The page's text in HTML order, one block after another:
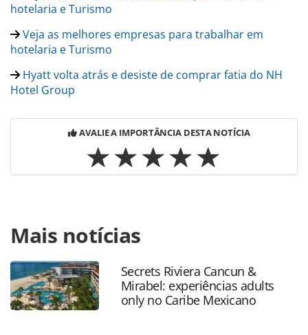
hotelaria e Turismo
Veja as melhores empresas para trabalhar em
hotelaria e Turismo
Hyatt volta atrás e desiste de comprar fatia do NH
Hotel Group
AVALIE A IMPORTÂNCIA DESTA NOTÍCIA
https://www.panrotas.com.br/hotelaria/eventos/2018/08/
celebra-premio-de--39melhor-da-hotelaria-39-e-exalta-
insercao_158004.html ou as ferramentas oferecidas na
página. Todo o conteúdo produzido pela PANROTAS
Editora é protegido pela legislação brasileira sobre direito
autoral. Não reproduza o conteúdo sem autorização da
Mais notícias
Secrets Riviera Cancun &
Mirabel: experiências adults
only no Caribe Mexicano